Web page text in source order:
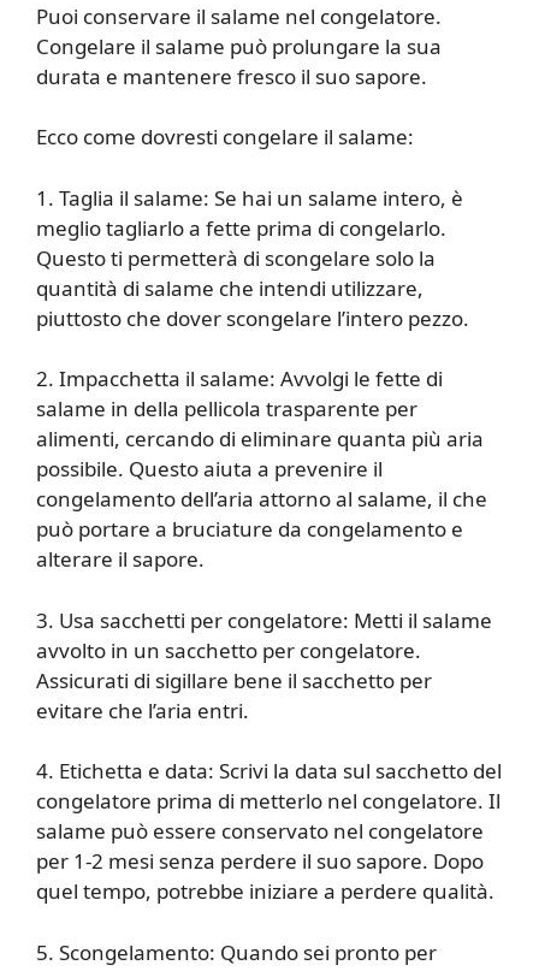
Puoi conservare il salame nel congelatore.
Congelare il salame può prolungare la sua
durata e mantenere fresco il suo sapore.
Ecco come dovresti congelare il salame:
1. Taglia il salame: Se hai un salame intero, è
meglio tagliarlo a fette prima di congelarlo.
Questo ti permetterà di scongelare solo la
quantità di salame che intendi utilizzare,
piuttosto che dover scongelare l’intero pezzo.
2. Impacchetta il salame: Avvolgi le fette di
salame in della pellicola trasparente per
alimenti, cercando di eliminare quanta più aria
possibile. Questo aiuta a prevenire il
congelamento dell’aria attorno al salame, il che
può portare a bruciature da congelamento e
alterare il sapore.
3. Usa sacchetti per congelatore: Metti il salame
avvolto in un sacchetto per congelatore.
Assicurati di sigillare bene il sacchetto per
evitare che l’aria entri.
4. Etichetta e data: Scrivi la data sul sacchetto del
congelatore prima di metterlo nel congelatore. Il
salame può essere conservato nel congelatore
per 1-2 mesi senza perdere il suo sapore. Dopo
quel tempo, potrebbe iniziare a perdere qualità.
5. Scongelamento: Quando sei pronto per